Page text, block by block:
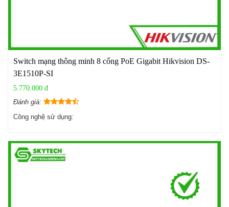
Switch mạng thông minh 8 cổng PoE Gigabit Hikvision DS-
3E1510P-SI
5.770.000 đ
Đánh giá:
Công nghệ sử dụng: